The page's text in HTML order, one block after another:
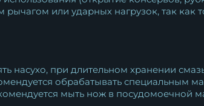
или ударных нагрузок, так
насухо, при длительном хранении
обрабатывать специальным
мыть нож в посудомоечной